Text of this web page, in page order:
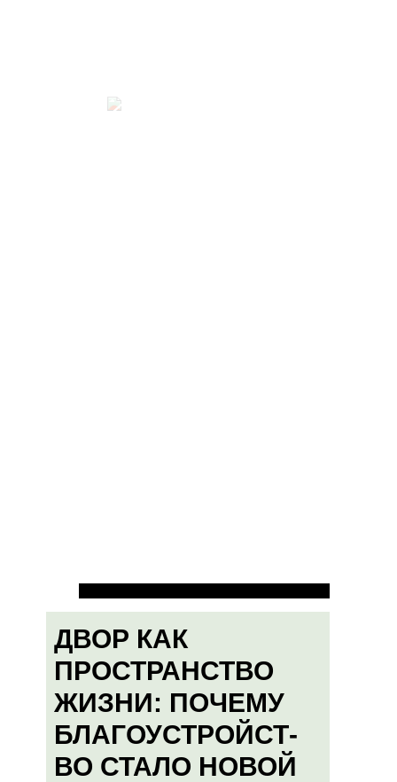
ДВОР КАК
ПРОСТРАНСТВО
ЖИЗНИ: ПОЧЕМУ
БЛАГОУСТРОЙСТ-
ВО СТАЛО НОВОЙ